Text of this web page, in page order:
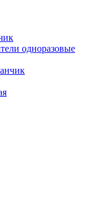
одноразовые